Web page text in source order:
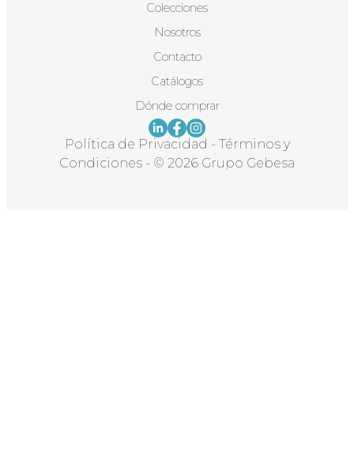
Colecciones
Nosotros
Contacto
Catálogos
Dónde comprar
Política de Privacidad - Términos y
Condiciones - © 2026 Grupo Gebesa